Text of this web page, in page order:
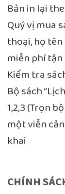
Bản in lại
Quý vị mua
thoại, họ
miễn phí tận
Kiểm tra
Bộ sách
1,2,3 (Trọn
một viễn
khai
CHÍNH